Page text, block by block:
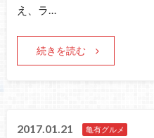
え、ラ…
続きを読む
2017.01.21 亀有グルメ